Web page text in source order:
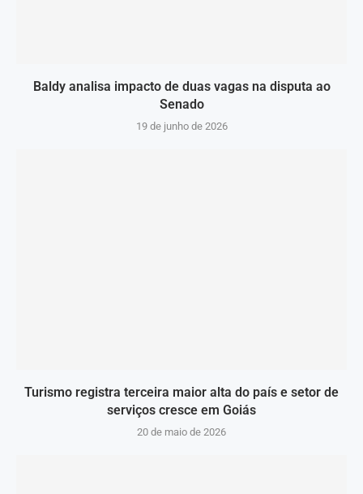
Baldy analisa impacto de duas vagas na disputa ao
Senado
19 de junho de 2026
Turismo registra terceira maior alta do país e setor de
serviços cresce em Goiás
20 de maio de 2026